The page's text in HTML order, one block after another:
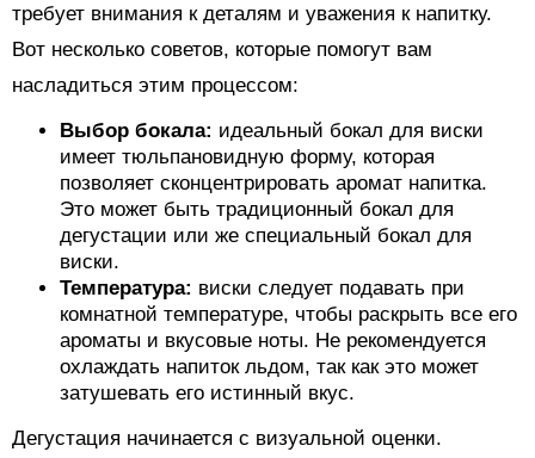
требует внимания к деталям и уважения к напитку.
Вот несколько советов, которые помогут вам
насладиться этим процессом:
Выбор бокала: идеальный бокал для виски
имеет тюльпановидную форму, которая
позволяет сконцентрировать аромат напитка.
Это может быть традиционный бокал для
дегустации или же специальный бокал для
виски.
Температура: виски следует подавать при
комнатной температуре, чтобы раскрыть все его
ароматы и вкусовые ноты. Не рекомендуется
охлаждать напиток льдом, так как это может
затушевать его истинный вкус.
Дегустация начинается с визуальной оценки.